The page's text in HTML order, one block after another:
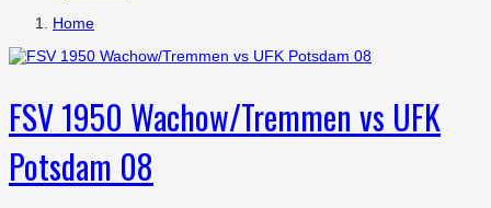
Home
FSV 1950 Wachow/Tremmen vs UFK
Potsdam 08